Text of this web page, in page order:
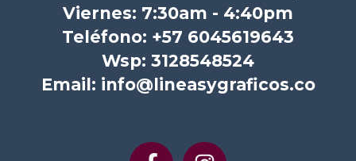
Viernes: 7:30am - 4:40pm
Teléfono: +57 6045619643
Wsp: 3128548524
Email: info@lineasygraficos.co